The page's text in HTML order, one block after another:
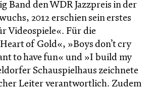
Band den WDR Jazzpreis in der
2012 erschien sein erstes
Videospiele«. Für die
of Gold«, »Boys don’t cry
to have fun« und »I build my
Schauspielhaus zeichnete
Leiter verantwortlich. Zudem